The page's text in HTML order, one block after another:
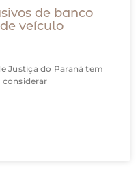
de banco
veículo
Justiça do Paraná tem
considerar